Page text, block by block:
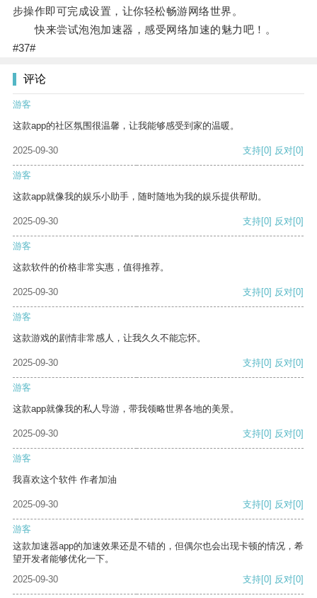
步操作即可完成设置，让你轻松畅游网络世界。
快来尝试泡泡加速器，感受网络加速的魅力吧！。
#37#
评论
游客
这款app的社区氛围很温馨，让我能够感受到家的温暖。
2025-09-30 支持[0] 反对[0]
游客
这款app就像我的娱乐小助手，随时随地为我的娱乐提供帮助。
2025-09-30 支持[0] 反对[0]
游客
这款软件的价格非常实惠，值得推荐。
2025-09-30 支持[0] 反对[0]
游客
这款游戏的剧情非常感人，让我久久不能忘怀。
2025-09-30 支持[0] 反对[0]
游客
这款app就像我的私人导游，带我领略世界各地的美景。
2025-09-30 支持[0] 反对[0]
游客
我喜欢这个软件 作者加油
2025-09-30 支持[0] 反对[0]
游客
这款加速器app的加速效果还是不错的，但偶尔也会出现卡顿的情况，希
望开发者能够优化一下。
2025-09-30
支持[0] 反对[0]